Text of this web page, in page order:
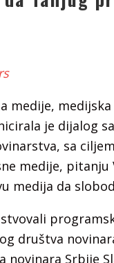
medije,
je dijalog
sa
medije,
medija da
društva
novinara Srbije